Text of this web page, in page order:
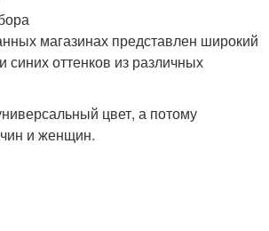
магазинах представлен широкий
синих оттенков из различных
цвет, а потому
и женщин.